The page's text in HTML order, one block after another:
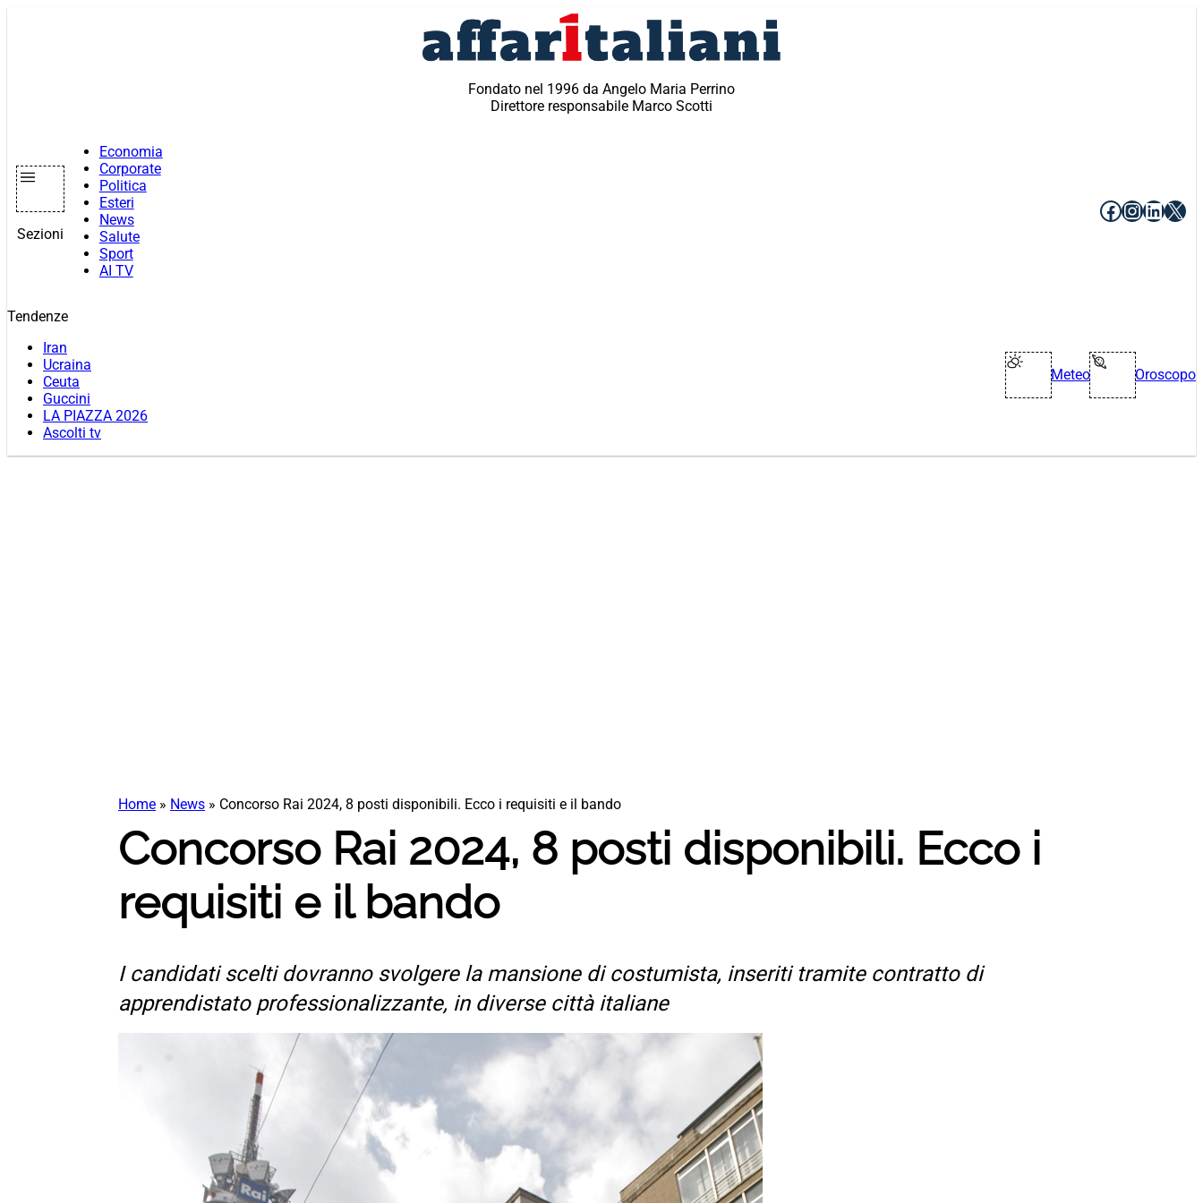
Fondato nel 1996 da Angelo Maria Perrino
Direttore responsabile Marco Scotti
Sezioni
Economia
Corporate
Politica
Esteri
News
Salute
Sport
AI TV
Facebook
X
Tendenze
Iran
Ucraina
Ceuta
Guccini
LA PIAZZA 2026
Ascolti tv
Meteo Oroscopo
Home » News » Concorso Rai 2024, 8 posti disponibili. Ecco i requisiti e il bando
Concorso Rai 2024, 8 posti disponibili. Ecco i
requisiti e il bando
I candidati scelti dovranno svolgere la mansione di costumista, inseriti tramite contratto di
apprendistato professionalizzante, in diverse città italiane